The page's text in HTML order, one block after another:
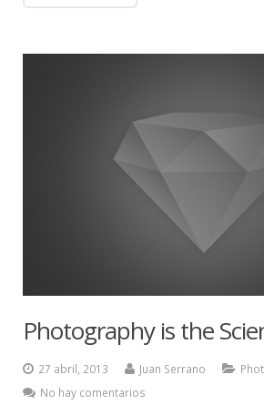
Photography is the
27 abril, 2013 Juan Serrano
No hay comentarios